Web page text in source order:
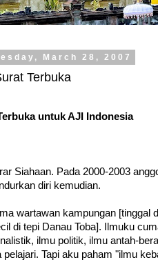
March 28, 2007
Terbuka
untuk AJI Indonesia
Siahaan. Pada 2000-2003
diri kemudian.
wartawan kampungan [tinggal
di tepi Danau Toba]. Ilmuku
ilmu politik, ilmu antah-
pelajari. Tapi aku paham "ilmu